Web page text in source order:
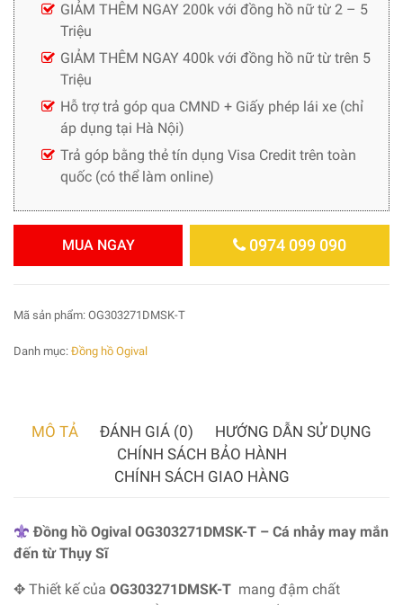
GIẢM THÊM NGAY 200k với đồng hồ nữ từ 2 – 5
Triệu
GIẢM THÊM NGAY 400k với đồng hồ nữ từ trên 5
Triệu
Hỗ trợ trả góp qua CMND + Giấy phép lái xe (chỉ
áp dụng tại Hà Nội)
Trả góp bằng thẻ tín dụng Visa Credit trên toàn
quốc (có thể làm online)
MUA NGAY 0974 099 090
Mã sản phẩm: OG303271DMSK-T
Danh mục: Đồng hồ Ogival
MÔ TẢ ĐÁNH GIÁ (0)
HƯỚNG DẪN SỬ DỤNG
CHÍNH SÁCH BẢO HÀNH
CHÍNH SÁCH GIAO HÀNG
Đồng hồ Ogival OG303271DMSK-T – Cá nhảy may mắn
đến từ Thụy Sĩ
✥ Thiết kế của OG303271DMSK-T mang đậm chất